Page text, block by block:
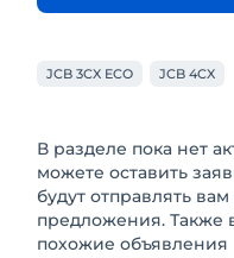
JCB 3CX ECO JCB 4CX
В разделе пока нет
можете оставить
будут отправлять
предложения. Также
похожие объявления